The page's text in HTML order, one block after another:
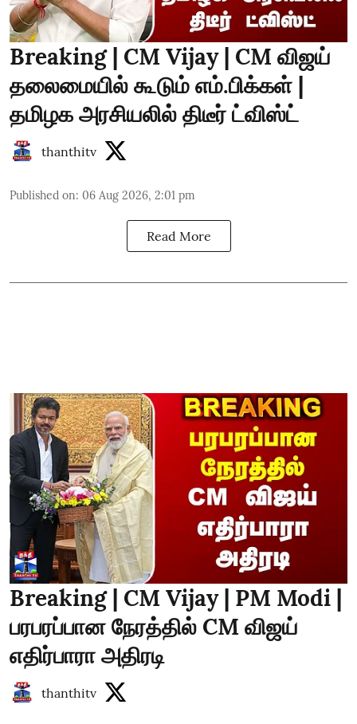
Breaking | CM Vijay | CM விஜய்
தலைமையில் கூடும் எம்.பிக்கள் |
தமிழக அரசியலில் திடீர் ட்விஸ்ட்
thanthitv
Published on: 06 Aug 2026, 2:01 pm
Read More
Breaking | CM Vijay | PM Modi |
பரபரப்பான நேரத்தில் CM விஜய்
எதிர்பாரா அதிரடி
thanthitv